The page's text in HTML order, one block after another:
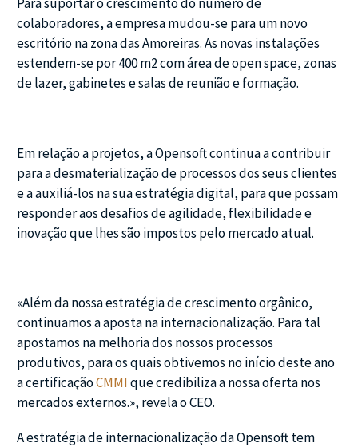
colaboradores, a empresa mudou-se para um novo
escritório na zona das Amoreiras. As novas instalações
estendem-se por 400 m2 com área de open space, zonas
de lazer, gabinetes e salas de reunião e formação.
Em relação a projetos, a Opensoft continua a contribuir
para a desmaterialização de processos dos seus clientes
e a auxiliá-los na sua estratégia digital, para que possam
responder aos desafios de agilidade, flexibilidade e
inovação que lhes são impostos pelo mercado atual.
«Além da nossa estratégia de crescimento orgânico,
continuamos a aposta na internacionalização. Para tal
apostamos na melhoria dos nossos processos
produtivos, para os quais obtivemos no início deste ano
a certificaçãoCMMIque credibiliza a nossa oferta nos
mercados externos.», revela o CEO.
A estratégia de internacionalização da Opensoft tem